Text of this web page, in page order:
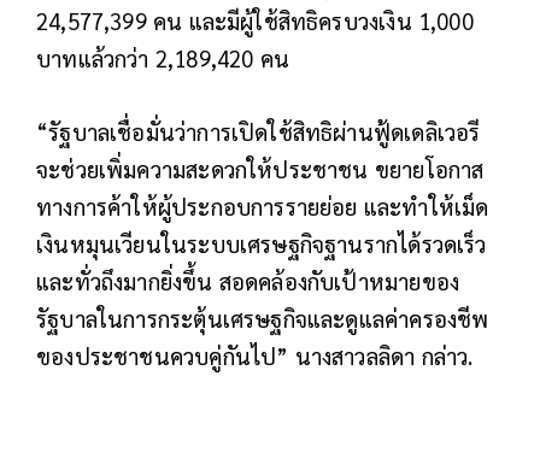
24,577,399 คน และมีผู้ใช้สิทธิครบวงเงิน 1,000
บาทแล้วกว่า 2,189,420 คน
“รัฐบาลเชื่อมั่นว่าการเปิดใช้สิทธิผ่านฟู้ดเดลิเวอรี
จะช่วยเพิ่มความสะดวกให้ประชาชน ขยายโอกาส
ทางการค้าให้ผู้ประกอบการรายย่อย และทำให้เม็ด
เงินหมุนเวียนในระบบเศรษฐกิจฐานรากได้รวดเร็ว
และทั่วถึงมากยิ่งขึ้น สอดคล้องกับเป้าหมายของ
รัฐบาลในการกระตุ้นเศรษฐกิจและดูแลค่าครองชีพ
ของประชาชนควบคู่กันไป” นางสาวลลิดา กล่าว.